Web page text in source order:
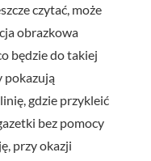
czytać, może
obrazkowa
będzie do takiej
pokazują
gdzie przykleić
bez pomocy
przy okazji